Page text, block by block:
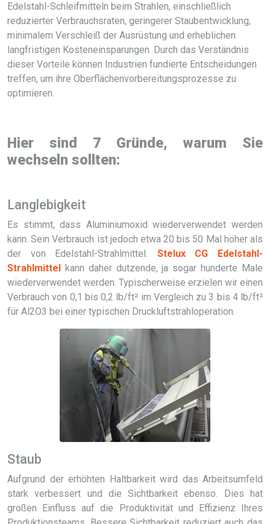
Edelstahl-Schleifmitteln beim Strahlen, einschließlich
reduzierter Verbrauchsraten, geringerer Staubentwicklung,
minimalem Verschleiß der Ausrüstung und erheblichen
langfristigen Kosteneinsparungen. Durch das Verständnis
dieser Vorteile können Industrien fundierte Entscheidungen
treffen, um ihre Oberflächenvorbereitungsprozesse zu
optimieren.
Hier sind 7 Gründe, warum Sie
wechseln sollten:
Langlebigkeit
Es stimmt, dass Aluminiumoxid wiederverwendet werden
kann. Sein Verbrauch ist jedoch etwa 20 bis 50 Mal höher als
der von Edelstahl-Strahlmittel. Stelux CG Edelstahl-
Strahlmittel
kann daher dutzende, ja sogar hunderte Male
wiederverwendet werden. Typischerweise erzielen wir einen
Verbrauch von 0,1 bis 0,2 lb/ft² im Vergleich zu 3 bis 4 lb/ft²
für Al2O3 bei einer typischen Druckluftstrahloperation.
Staub
Aufgrund der erhöhten Haltbarkeit wird das Arbeitsumfeld
stark verbessert und die Sichtbarkeit ebenso. Dies hat
großen Einfluss auf die Produktivität und Effizienz Ihres